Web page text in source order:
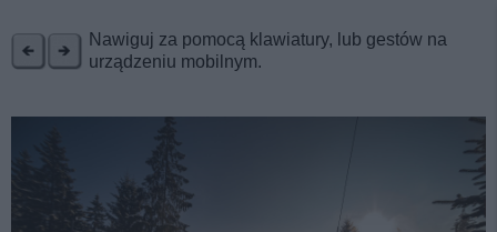
Nawiguj za pomocą klawiatury, lub gestów na
urządzeniu mobilnym.